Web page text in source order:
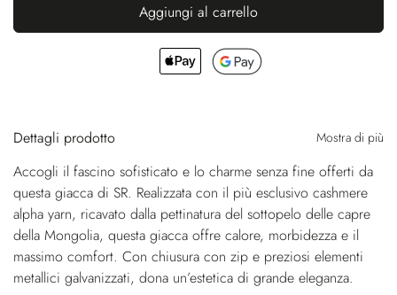
Aggiungi al carrello
Dettagli prodotto Mostra di più
Accogli il fascino sofisticato e lo charme senza fine offerti da
questa giacca di SR. Realizzata con il più esclusivo cashmere
alpha yarn, ricavato dalla pettinatura del sottopelo delle capre
della Mongolia, questa giacca offre calore, morbidezza e il
massimo comfort. Con chiusura con zip e preziosi elementi
metallici galvanizzati, dona un’estetica di grande eleganza.